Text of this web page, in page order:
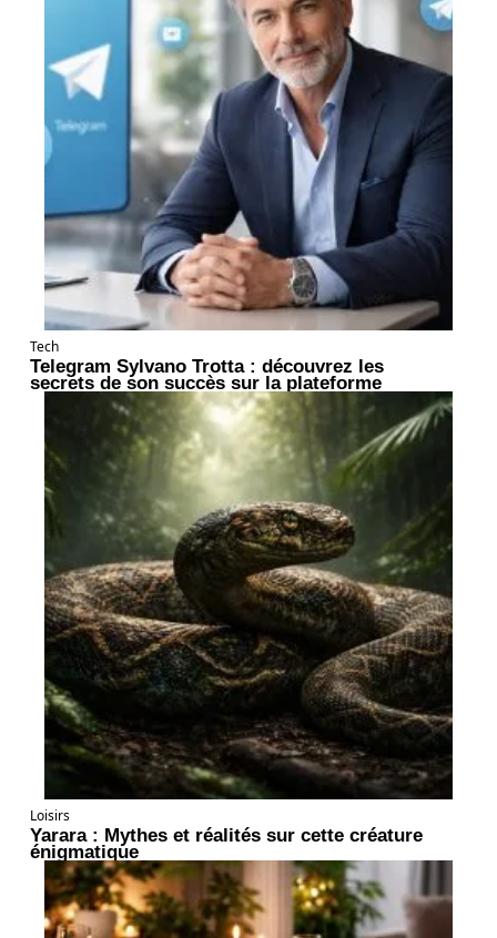
Tech
Telegram Sylvano Trotta : découvrez les
secrets de son succès sur la plateforme
Loisirs
Yarara : Mythes et réalités sur cette créature
énigmatique